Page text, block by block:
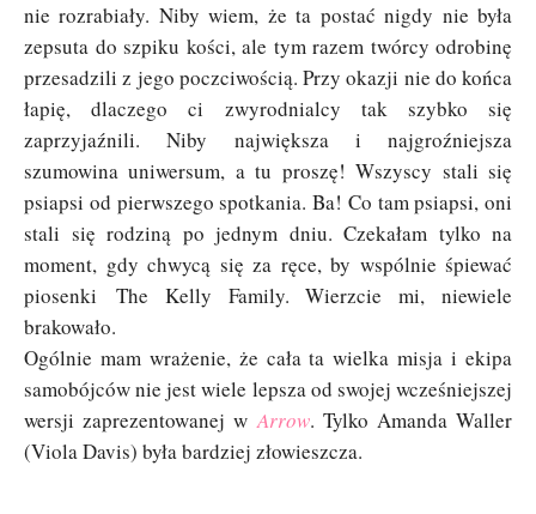
nie rozrabiały. Niby wiem, że ta postać nigdy nie była
zepsuta do szpiku kości, ale tym razem twórcy odrobinę
przesadzili z jego poczciwością. Przy okazji nie do końca
łapię, dlaczego ci zwyrodnialcy tak szybko się
zaprzyjaźnili. Niby największa i najgroźniejsza
szumowina uniwersum, a tu proszę! Wszyscy stali się
psiapsi od pierwszego spotkania. Ba! Co tam psiapsi, oni
stali się rodziną po jednym dniu. Czekałam tylko na
moment, gdy chwycą się za ręce, by wspólnie śpiewać
piosenki The Kelly Family. Wierzcie mi, niewiele
brakowało.
Ogólnie mam wrażenie, że cała ta wielka misja i ekipa
samobójców nie jest wiele lepsza od swojej wcześniejszej
wersji zaprezentowanej wArrow. Tylko Amanda Waller
(Viola Davis) była bardziej złowieszcza.